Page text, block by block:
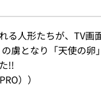
る人形たちが、TV画
虜となり「天使の
!!
））